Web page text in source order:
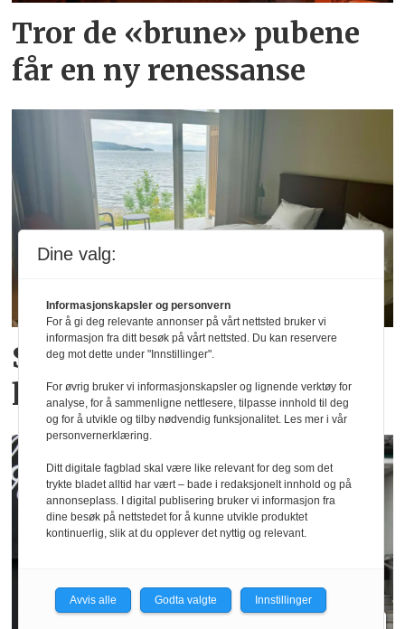
Tror de «brune» pubene
får en ny renessanse
SSB: Ny juni-rekord for
hotellovernattinger
Dine valg:
Informasjonskapsler og personvern
For å gi deg relevante annonser på vårt nettsted bruker vi
informasjon fra ditt besøk på vårt nettsted. Du kan reservere
deg mot dette under "Innstillinger".
For øvrig bruker vi informasjonskapsler og lignende verktøy for
analyse, for å sammenligne nettlesere, tilpasse innhold til deg
og for å utvikle og tilby nødvendig funksjonalitet. Les mer i vår
personvernerklæring.
Ditt digitale fagblad skal være like relevant for deg som det
trykte bladet alltid har vært – bade i redaksjonelt innhold og på
annonseplass. I digital publisering bruker vi informasjon fra
dine besøk på nettstedet for å kunne utvikle produktet
kontinuerlig, slik at du opplever det nyttig og relevant.
Avvis alle Godta valgte Innstillinger